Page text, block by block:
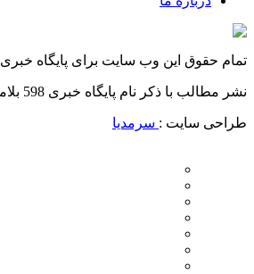
تمام حقوق این وب سایت برای پایگاه خبری 598 محفوظ است.
نشر مطالب با ذکر نام پایگاه خبری 598 بلامانع است.
طراحی سایت : سرمدیا